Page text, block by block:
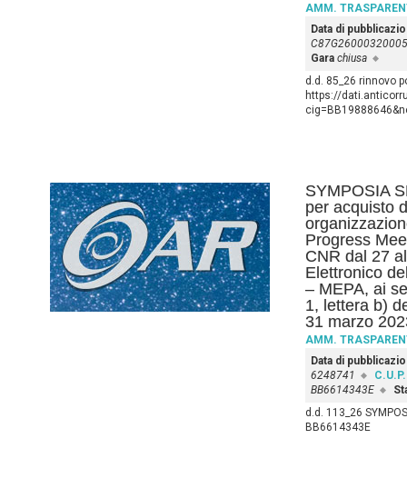
AMM.
Data di
C87G26000320005
Gara chiusa
d.d. 85_26 rinnovo
https://
SYMPOSIA
per acquisto
Progress
CNR dal 27
Elettronico
– MEPA, ai
1, lettera b)
31 marzo
AMM.
Data di
6248741
C.U.P.
BB6614343E
d.d. 113_26
BB6614343E